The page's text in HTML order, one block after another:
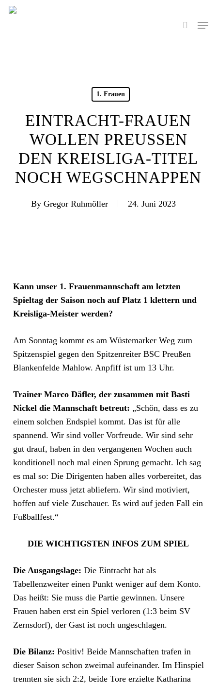
Skip
search
Menu
1. Frauen
EINTRACHT-FRAUEN
WOLLEN PREUSSEN D
EN KREISLIGA-TITEL N
OCH WEGSCHNAPPEN
By Gregor Ruhmöller 24. Juni 2023
Kann unser 1. Frauenmannschaft am letzten
Spieltag der Saison noch auf Platz 1 klettern und
Kreisliga-Meister werden?
Am Sonntag kommt es am Wüstemarker Weg zum
Spitzenspiel gegen den Spitzenreiter BSC Preußen
Blankenfelde Mahlow. Anpfiff ist um 13 Uhr.
Trainer Marco Däfler, der zusammen mit Basti
Nickel die Mannschaft betreut: „Schön, dass es zu
einem solchen Endspiel kommt. Das ist für alle
spannend. Wir sind voller Vorfreude. Wir sind sehr
gut drauf, haben in den vergangenen Wochen auch
konditionell noch mal einen Sprung gemacht. Ich sag
es mal so: Die Dirigenten haben alles vorbereitet, das
Orchester muss jetzt abliefern. Wir sind motiviert,
hoffen auf viele Zuschauer. Es wird auf jeden Fall ein
Fußballfest.“
DIE WICHTIGSTEN INFOS ZUM SPIEL
Die Ausgangslage: Die Eintracht hat als
Tabellenzweiter einen Punkt weniger auf dem Konto.
Das heißt: Sie muss die Partie gewinnen. Unsere
Frauen haben erst ein Spiel verloren (1:3 beim SV
Zernsdorf), der Gast ist noch ungeschlagen.
Die Bilanz: Positiv! Beide Mannschaften trafen in
dieser Saison schon zweimal aufeinander. Im Hinspiel
trennten sie sich 2:2, beide Tore erzielte Katharina